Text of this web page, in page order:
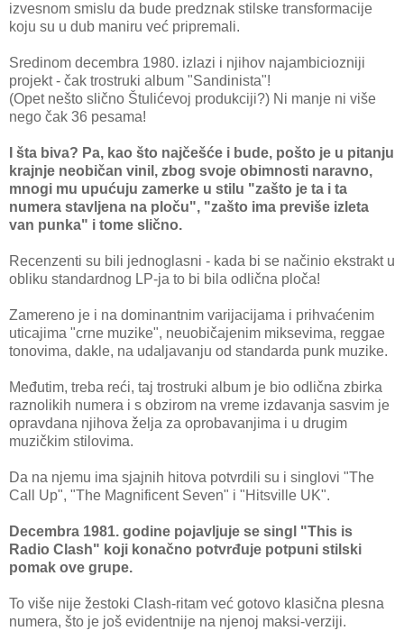
izvesnom smislu da bude predznak stilske transformacije
koju su u dub maniru već pripremali.
Sredinom decembra 1980. izlazi i njihov najambiciozniji
projekt - čak trostruki album "Sandinista"!
(Opet nešto slično Štulićevoj produkciji?) Ni manje ni više
nego čak 36 pesama!
I šta biva? Pa, kao što najčešće i bude, pošto je u pitanju
krajnje neobičan vinil, zbog svoje obimnosti naravno,
mnogi mu upućuju zamerke u stilu "zašto je ta i ta
numera stavljena na ploču", "zašto ima previše izleta
van punka" i tome slično.
Recenzenti su bili jednoglasni - kada bi se načinio ekstrakt u
obliku standardnog LP-ja to bi bila odlična ploča!
Zamereno je i na dominantnim varijacijama i prihvaćenim
uticajima "crne muzike", neuobičajenim miksevima, reggae
tonovima, dakle, na udaljavanju od standarda punk muzike.
Međutim, treba reći, taj trostruki album je bio odlična zbirka
raznolikih numera i s obzirom na vreme izdavanja sasvim je
opravdana njihova želja za oprobavanjima i u drugim
muzičkim stilovima.
Da na njemu ima sjajnih hitova potvrdili su i singlovi "The
Call Up", "The Magnificent Seven" i "Hitsville UK".
Decembra 1981. godine pojavljuje se singl "This is
Radio Clash" koji konačno potvrđuje potpuni stilski
pomak ove grupe.
To više nije žestoki Clash-ritam već gotovo klasična plesna
numera, što je još evidentnije na njenoj maksi-verziji.